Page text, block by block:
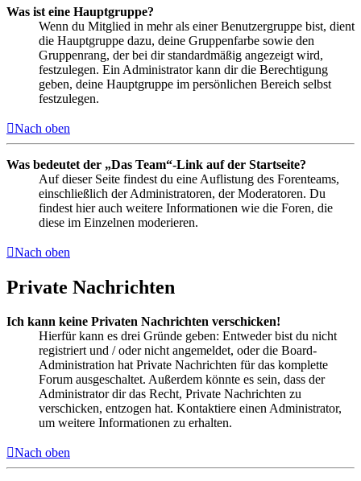
Was ist eine Hauptgruppe?
Wenn du Mitglied in mehr als einer Benutzergruppe bist, dient
die Hauptgruppe dazu, deine Gruppenfarbe sowie den
Gruppenrang, der bei dir standardmäßig angezeigt wird,
festzulegen. Ein Administrator kann dir die Berechtigung
geben, deine Hauptgruppe im persönlichen Bereich selbst
festzulegen.
Nach oben
Was bedeutet der „Das Team“-Link auf der Startseite?
Auf dieser Seite findest du eine Auflistung des Forenteams,
einschließlich der Administratoren, der Moderatoren. Du
findest hier auch weitere Informationen wie die Foren, die
diese im Einzelnen moderieren.
Nach oben
Private Nachrichten
Ich kann keine Privaten Nachrichten verschicken!
Hierfür kann es drei Gründe geben: Entweder bist du nicht
registriert und / oder nicht angemeldet, oder die Board-
Administration hat Private Nachrichten für das komplette
Forum ausgeschaltet. Außerdem könnte es sein, dass der
Administrator dir das Recht, Private Nachrichten zu
verschicken, entzogen hat. Kontaktiere einen Administrator,
um weitere Informationen zu erhalten.
Nach oben